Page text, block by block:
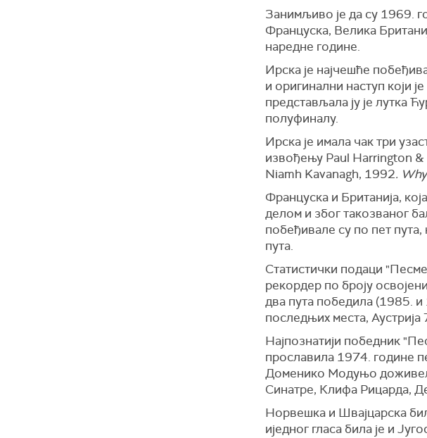
Занимљиво је да су 1969.
Француска, Велика
наредне године.
Ирска је најчешће
и оригинални наступ који
представљала ју је лутка
полуфиналу.
Ирска је имала чак три
извођењу Paul Harrington
Niamh Kavanagh, 1992.
Француска и Британија,
делом и због такозваног
побеђивале су по пет
пута.
Статистички подаци
рекордер по броју
два пута победила (1985. и
последњих места,
Најпознатији победник
прославила 1974. године
Доменико Модуњо
Синатре, Клифа Рицарда,
Норвешка и Швајцарска
иједног гласа била је и